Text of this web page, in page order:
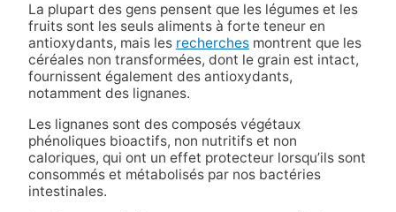
La plupart des gens pensent que les légumes et les
fruits sont les seuls aliments à forte teneur en
antioxydants, mais les recherchesmontrent que les
céréales non transformées, dont le grain est intact,
fournissent également des antioxydants,
notamment des lignanes.
Les lignanes sont des composés végétaux
phénoliques bioactifs, non nutritifs et non
caloriques, qui ont un effet protecteur lorsqu’ils sont
consommés et métabolisés par nos bactéries
intestinales.